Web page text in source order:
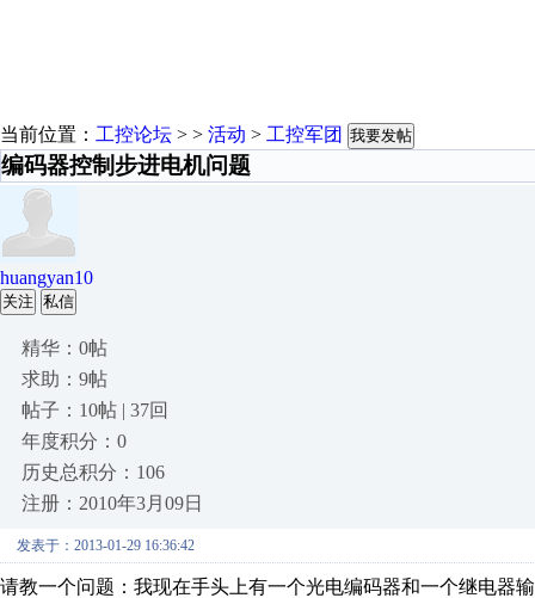
当前位置： 工控论坛 > > 活动 > 工控军团 我要发帖
编码器控制步进电机问题
huangyan10
关注 私信
精华：0帖
求助：9帖
帖子：10帖 | 37回
年度积分：0
历史总积分：106
注册：2010年3月09日
发表于：2013-01-29 16:36:42
请教一个问题：我现在手头上有一个光电编码器和一个继电器